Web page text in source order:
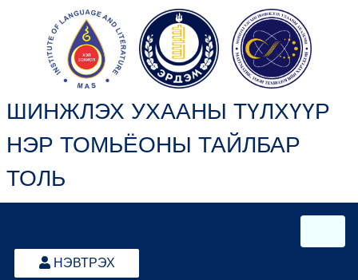
ШИНЖЛЭХ УХААНЫ ТҮЛХҮҮР
НЭР ТОМЬЁОНЫ ТАЙЛБАР
ТОЛЬ
НЭВТРЭХ